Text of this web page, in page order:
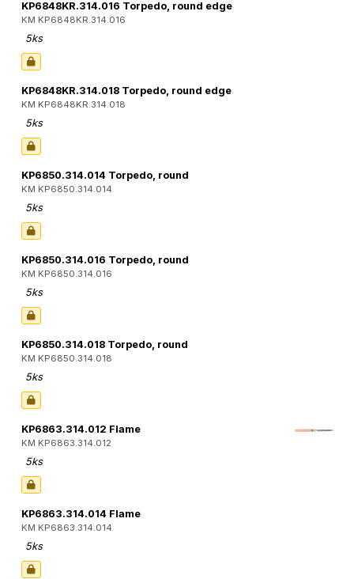
KP6848KR.314.016 Torpedo, round edge
KM KP6848KR.314.016
5ks
KP6848KR.314.018 Torpedo, round edge
KM KP6848KR.314.018
5ks
KP6850.314.014 Torpedo, round
KM KP6850.314.014
5ks
KP6850.314.016 Torpedo, round
KM KP6850.314.016
5ks
KP6850.314.018 Torpedo, round
KM KP6850.314.018
5ks
KP6863.314.012 Flame
KM KP6863.314.012
5ks
KP6863.314.014 Flame
KM KP6863.314.014
5ks